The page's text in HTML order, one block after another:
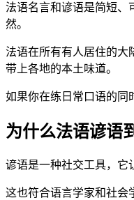
法语名言和谚语是简短、
然。
法语在所有有人居住的大
带上各地的本土味道。
如果你在练日常口语的同
为什么法语谚语
谚语是一种社交工具，它
这也符合语言学家和社会